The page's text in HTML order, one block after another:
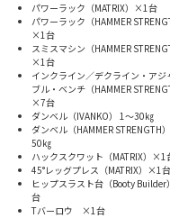
パワーラック（MATRIX）×1台
パワーラック（HAMMER
×1台
スミスマシン（HAMMER
×1台
インクライン／デクライン・アジ
ブル・ベンチ（HAMMER
×7台
ダンベル（IVANKO） 1～30㎏
ダンベル（HAMMER STRENGTH
50㎏
ハックスクワット（MATRIX）×1
45°レッグプレス（MATRIX）×1台
ヒップスラスト台（Booty
台
Tバーロウ ×1台